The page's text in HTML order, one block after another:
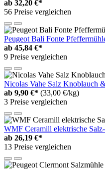
ab 32,20 €*
56 Preise vergleichen
Peugeot Bali Fonte
ab 45,84 €*
9 Preise vergleichen
Nicolas Vahe Salz Knoblauch
ab 9,90 €* (33,00 €/kg)
3 Preise vergleichen
WMF Ceramill elektrische
ab 26,19 €*
13 Preise vergleichen